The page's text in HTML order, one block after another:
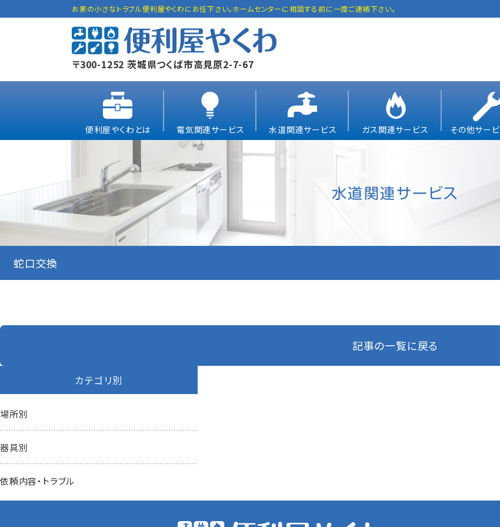
お家の小さなトラブル便利屋やくわにお任下さい。ホームセンターに相談する前に一度ご連絡下さい。
〒300-1252 茨城県つくば市高見原2-7-67
便利屋やくわとは 電気関連サービス 水道関連サービス ガス関連サービス その他サー
水道関連サービス
蛇口交換
記事の一覧に戻る
カテゴリ別
場所別
器具別
依頼内容・トラブル